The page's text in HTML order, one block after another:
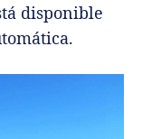
disponible